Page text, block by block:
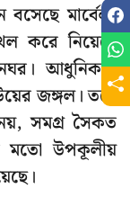
বসেছে মার্বেল,
করে নিয়েছে
আধুনিকতা
জঙ্গল। তবে
সমগ্র সৈকত
মতো উপকূলীয়